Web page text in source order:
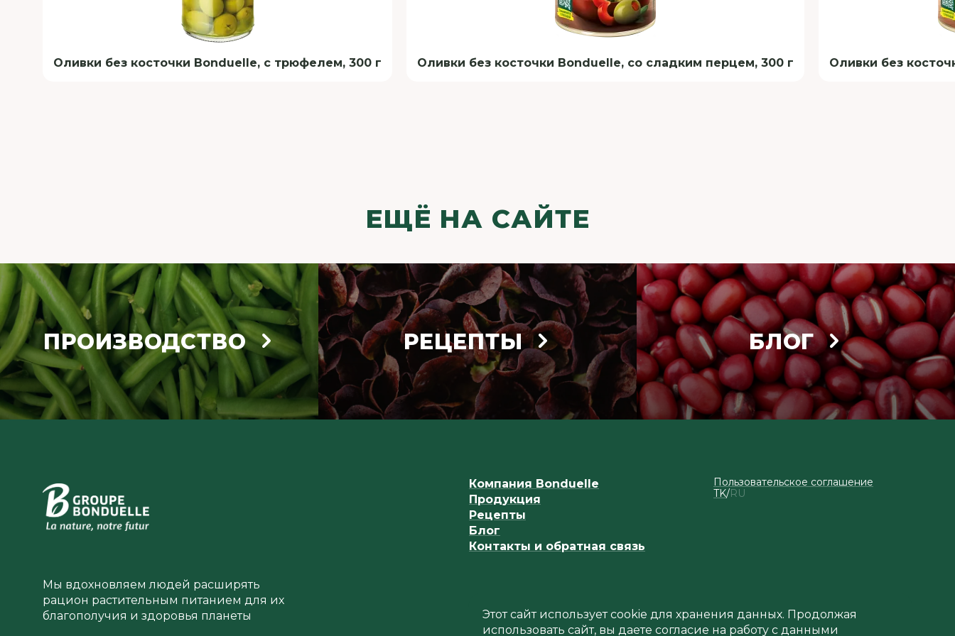
Оливки без косточки Bonduelle, с трюфелем, 300 г Оливки без косточки Bonduelle, со сладким перцем, 300 г Оливки без
ЕЩЁ НА САЙТЕ
ПРОИЗВОДСТВО РЕЦЕПТЫ БЛОГ
Мы вдохновляем людей расширять
рацион растительным питанием для их
благополучия и здоровья планеты
Компания Bonduelle
Продукция
Рецепты
Блог
Контакты и обратная связь
Пользовательское соглашение
TK RU
Этот сайт использует cookie для хранения данных. Продолжая
использовать сайт, вы даете согласие на работу с данными